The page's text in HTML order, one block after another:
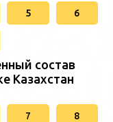
5 6
состав
Казахстан
7 8